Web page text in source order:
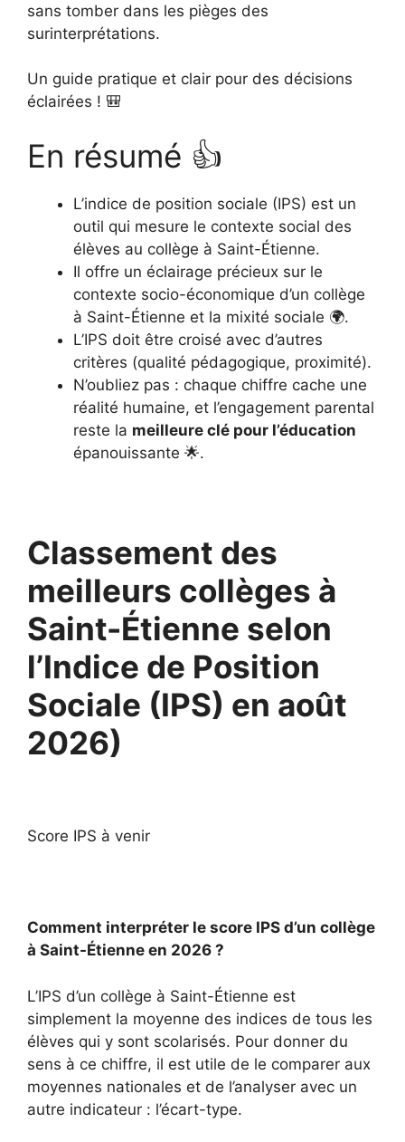
sans tomber dans les pièges des
surinterprétations.
Un guide pratique et clair pour des décisions
éclairées ! 🎒
En résumé 👍
L’indice de position sociale (IPS) est un
outil qui mesure le contexte social des
élèves au collège à Saint-Étienne.
Il offre un éclairage précieux sur le
contexte socio-économique d’un collège
à Saint-Étienne et la mixité sociale 🌍.
L’IPS doit être croisé avec d’autres
critères (qualité pédagogique, proximité).
N’oubliez pas : chaque chiffre cache une
réalité humaine, et l’engagement parental
reste la meilleure clé pour l’éducation
épanouissante 🌟.
Classement des
meilleurs collèges à
Saint-Étienne selon
l’Indice de Position
Sociale (IPS) en août
2026)
Score IPS à venir
Comment interpréter le score IPS d’un collège
à Saint-Étienne en 2026 ?
L’IPS d’un collège à Saint-Étienne est
simplement la moyenne des indices de tous les
élèves qui y sont scolarisés. Pour donner du
sens à ce chiffre, il est utile de le comparer aux
moyennes nationales et de l’analyser avec un
autre indicateur : l’écart-type.